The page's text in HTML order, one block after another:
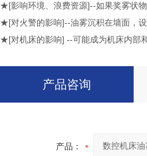
★[影响环境、浪费资源]--如果奖雾状
★[对火警的影响]--油雾沉积在墙面，设
★[对机床的影响] --可能成为机床内部
产品咨询
产品：